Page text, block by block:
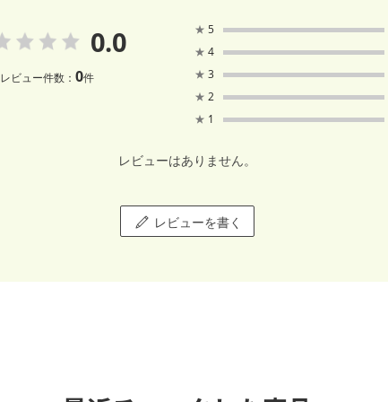
0.0
レビュー件数： 0件
★ 5
★ 4
★ 3
★ 2
★ 1
レビューはありません。
レビューを書く